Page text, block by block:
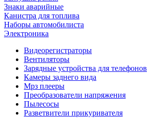
Знаки аварийные
Канистра для топлива
Наборы автомобилиста
Электроника
Видеорегистраторы
Вентиляторы
Зарядные устройства для телефонов
Камеры заднего вида
Мрз плееры
Преобразователи напряжения
Пылесосы
Разветвители прикуривателя